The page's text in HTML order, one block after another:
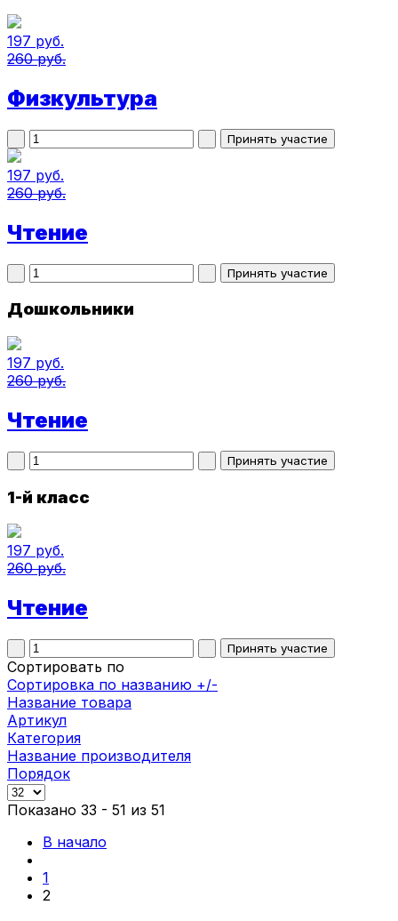
197 руб.
260 руб.
Физкультура
197 руб.
260 руб.
Чтение
Дошкольники
197 руб.
260 руб.
Чтение
1-й класс
197 руб.
260 руб.
Чтение
Сортировать по
Сортировка по названию +/-
Название товара
Артикул
Категория
Название производителя
Порядок
Показано 33 - 51 из 51
В начало
1
2